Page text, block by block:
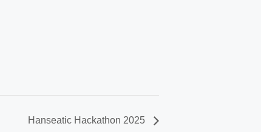
Hanseatic Hackathon 2025